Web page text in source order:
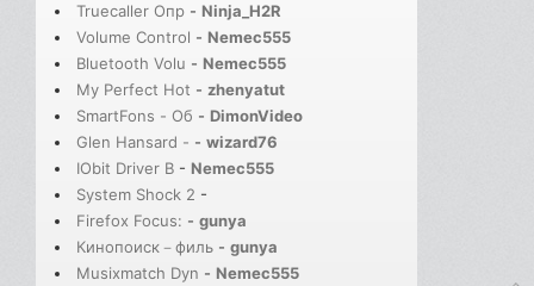
Truecaller Опр - Ninja_H2R
Volume Control - Nemec555
Bluetooth Volu - Nemec555
My Perfect Hot - zhenyatut
SmartFons - Об - DimonVideo
Glen Hansard - - wizard76
IObit Driver B - Nemec555
System Shock 2 -
Firefox Focus: - gunya
Кинопоиск－филь - gunya
Musixmatch Dyn - Nemec555